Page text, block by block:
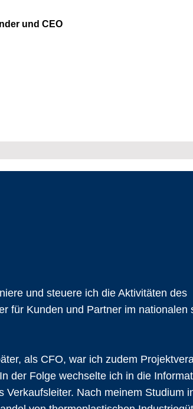
und CEO
und steuere ich die Aktivitäten des
für Kunden und Partner im nationalen
als CFO, war ich zudem
der Folge wechselte ich in die
Verkaufsleiter. Nach meinem Studium